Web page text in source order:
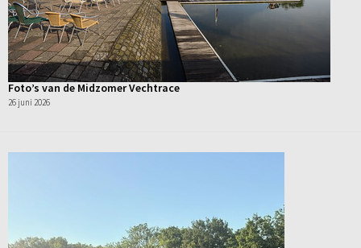
Foto’s van de Midzomer Vechtrace
26 juni 2026